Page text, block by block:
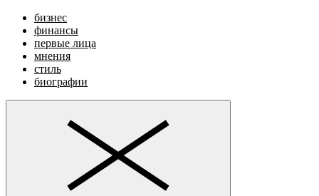
бизнес
финансы
первые лица
мнения
стиль
биографии